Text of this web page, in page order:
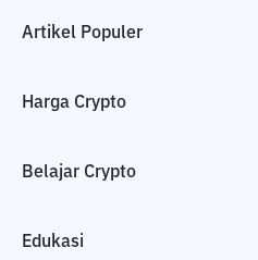
Artikel Populer
Harga Crypto
Belajar Crypto
Edukasi